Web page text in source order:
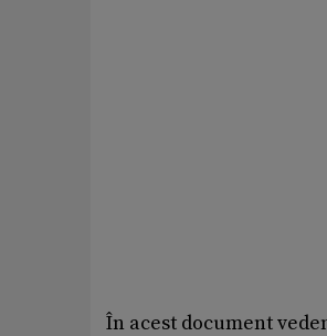
În acest document